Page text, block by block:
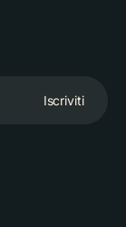
Iscriviti